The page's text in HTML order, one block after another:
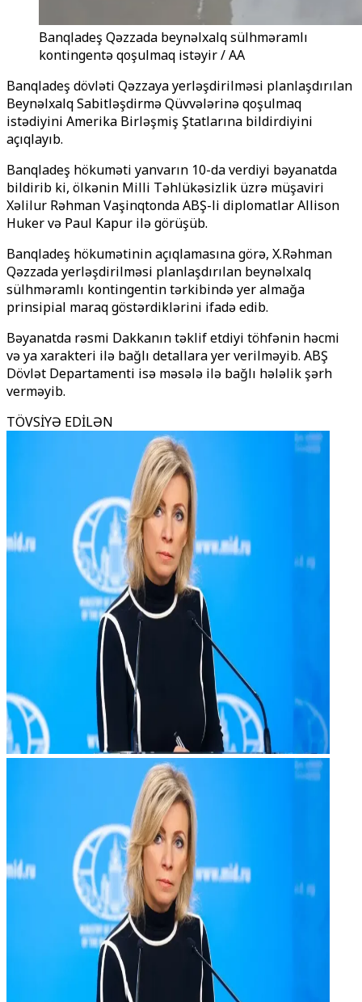
Banqladeş Qəzzada beynəlxalq sülhməramlı
kontingentə qoşulmaq istəyir / AA
Banqladeş dövləti Qəzzaya yerləşdirilməsi planlaşdırılan
Beynəlxalq Sabitləşdirmə Qüvvələrinə qoşulmaq
istədiyini Amerika Birləşmiş Ştatlarına bildirdiyini
açıqlayıb.
Banqladeş hökuməti yanvarın 10-da verdiyi bəyanatda
bildirib ki, ölkənin Milli Təhlükəsizlik üzrə müşaviri
Xəlilur RəhmanVaşinqtonda ABŞ-li diplomatlarAllison
Hukervə Paul Kapur ilə görüşüb.
Banqladeş hökumətinin açıqlamasına görə, X.Rəhman
Qəzzada yerləşdirilməsi planlaşdırılan beynəlxalq
sülhməramlı kontingentin tərkibində yer almağa
prinsipial maraq göstərdiklərini ifadə edib.
Bəyanatda rəsmi Dakkanın təklif etdiyi töhfənin həcmi
və ya xarakteri ilə bağlı detallara yer verilməyib. ABŞ
Dövlət Departamenti isə məsələ ilə bağlı hələlik şərh
verməyib.
TÖVSİYƏ EDİLƏN